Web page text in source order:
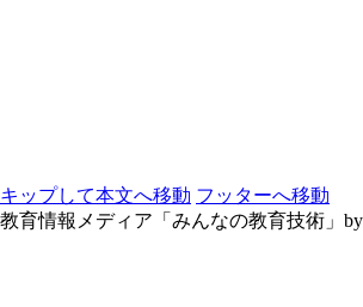
ップして本文へ移動 フッターへ移動
育情報メディア「みんなの教育技術」by